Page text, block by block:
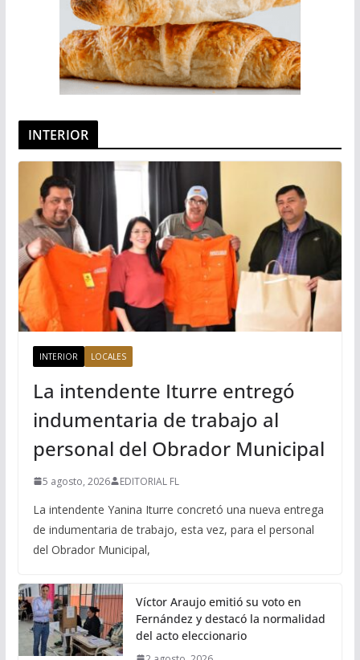
INTERIOR
INTERIOR LOCALES
La intendente Iturre entregó
indumentaria de trabajo al
personal del Obrador Municipal
5 agosto, 2026 EDITORIAL FL
La intendente Yanina Iturre concretó una nueva entrega
de indumentaria de trabajo, esta vez, para el personal
del Obrador Municipal,
Víctor Araujo emitió su voto en
Fernández y destacó la normalidad
del acto eleccionario